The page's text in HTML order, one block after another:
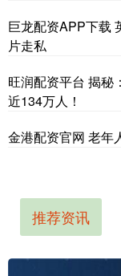
巨龙配资APP下载
片走私
旺润配资平台 揭秘
近134万人！
金港配资官网 老年
推荐资讯